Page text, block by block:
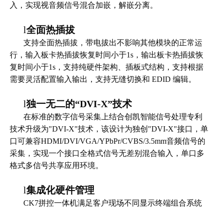
入，实现视音频信号混合加嵌，解嵌分离。
l全面热插拔
支持全面热插拔，带电拔出不影响其他模块的正常运
行，输入板卡热插拔恢复时间小于1s，输出板卡热插拔恢
复时间小于1s，支持纯硬件架构、插板式结构，支持根据
需要灵活配置输入输出，支持无缝切换和 EDID 编辑。
l独一无二的“DVI-X”技术
在标准的数字信号采集上结合创凯智能信号处理专利
技术升级为"DVI-X"技术，该设计为独创"DVI-X"接口，单
口可兼容HDMI/DVI/VGA/YPbPr/CVBS/3.5mm音频信号的
采集，实现一个接口全格式信号无差别混合输入，单口多
格式多信号共享应用环境。
l集成化硬件管理
CK7拼控一体机满足客户现场不同显示终端组合系统